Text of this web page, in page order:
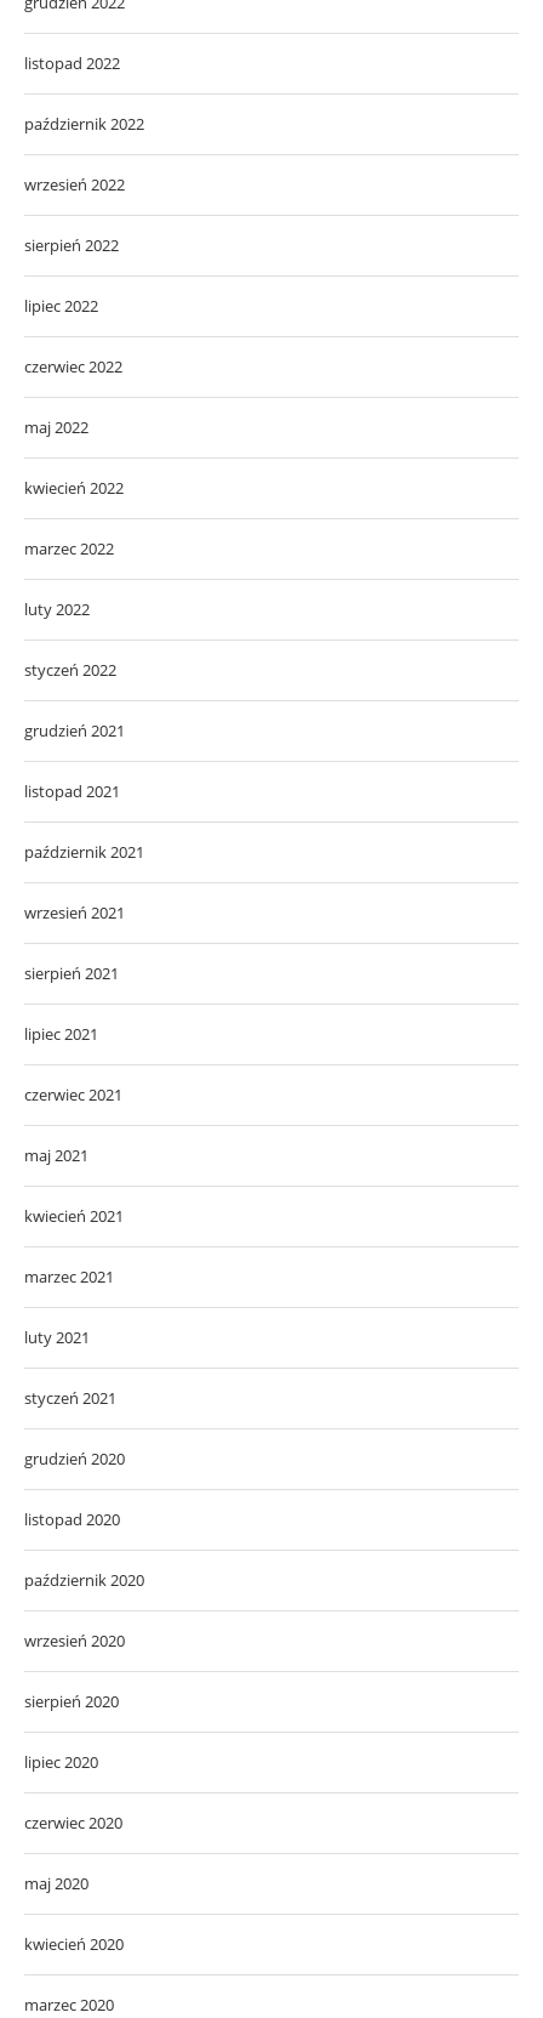
listopad 2022
październik 2022
wrzesień 2022
sierpień 2022
lipiec 2022
czerwiec 2022
maj 2022
kwiecień 2022
marzec 2022
luty 2022
styczeń 2022
grudzień 2021
listopad 2021
październik 2021
wrzesień 2021
sierpień 2021
lipiec 2021
czerwiec 2021
maj 2021
kwiecień 2021
marzec 2021
luty 2021
styczeń 2021
grudzień 2020
listopad 2020
październik 2020
wrzesień 2020
sierpień 2020
lipiec 2020
czerwiec 2020
maj 2020
kwiecień 2020
marzec 2020